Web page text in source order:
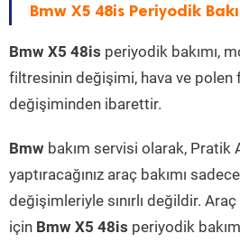
Bmw X5 48is Periyodik
Bmw X5 48is periyodik bakımı,
filtresinin değişimi, hava ve
değişiminden ibarettir.
Bmw bakım servisi olarak, Pratik
yaptıracağınız araç bakımı
değişimleriyle sınırlı değildir.
için Bmw X5 48is periyodik